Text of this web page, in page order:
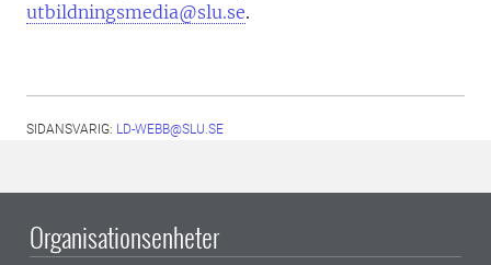
utbildningsmedia@slu.se.
SIDANSVARIG: LD-WEBB@SLU.SE
Organisationsenheter